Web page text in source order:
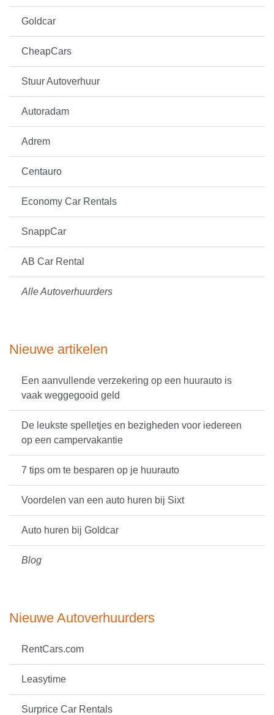
Goldcar
CheapCars
Stuur Autoverhuur
Autoradam
Adrem
Centauro
Economy Car Rentals
SnappCar
AB Car Rental
Alle Autoverhuurders
Nieuwe artikelen
Een aanvullende verzekering op een huurauto is
vaak weggegooid geld
De leukste spelletjes en bezigheden voor iedereen
op een campervakantie
7 tips om te besparen op je huurauto
Voordelen van een auto huren bij Sixt
Auto huren bij Goldcar
Blog
Nieuwe Autoverhuurders
RentCars.com
Leasytime
Surprice Car Rentals